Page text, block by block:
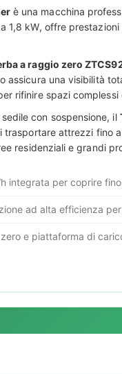
è una macchina
1,8 kW, offre
a raggio zero
assicura una visibilità
rifinire spazi
con sospensione, il
attrezzi fino
residenziali e grandi
integrata per coprire
ad alta efficienza
e piattaforma di